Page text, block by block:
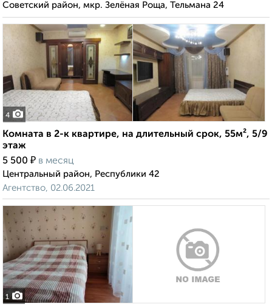
Советский район, мкр. Зелёная Роща, Тельмана 24
4
Комната в 2-к квартире, на длительный срок, 55м², 5/9
этаж
5 500 ₽ в месяц
Центральный район, Республики 42
Агентство, 02.06.2021
1